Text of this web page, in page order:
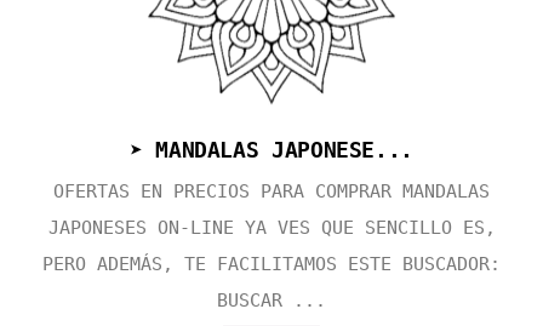
➤ MANDALAS JAPONESE...
OFERTAS EN PRECIOS PARA COMPRAR MANDALAS
JAPONESES ON-LINE YA VES QUE SENCILLO ES,
PERO ADEMÁS, TE FACILITAMOS ESTE BUSCADOR:
BUSCAR ...